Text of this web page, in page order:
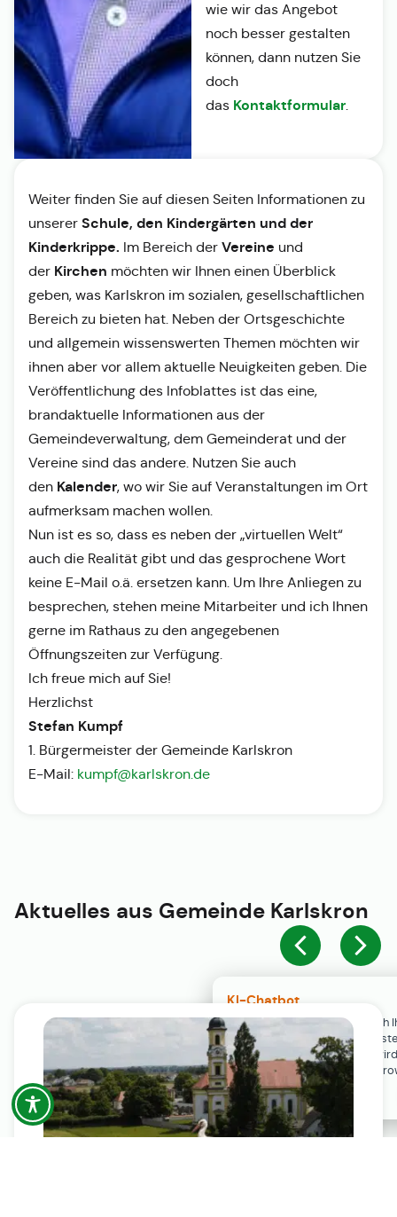
KI-Chatbot
Der KI-Chatbot steht erst nach
Einwilligung in den Cookie-
Verfügung. Der Chat-Verlauf
ausschließlich lokal in Ihrem
gespeichert.
wie wir das Angebot
noch besser gestalten
können, dann nutzen Sie
doch
das Kontaktformular.
Weiter finden Sie auf diesen Seiten Informationen zu
unserer Schule, den Kindergärten und der
Kinderkrippe. Im Bereich der Vereine und
der Kirchen möchten wir Ihnen einen Überblick
geben, was Karlskron im sozialen, gesellschaftlichen
Bereich zu bieten hat. Neben der Ortsgeschichte
und allgemein wissenswerten Themen möchten wir
ihnen aber vor allem aktuelle Neuigkeiten geben. Die
Veröffentlichung des Infoblattes ist das eine,
brandaktuelle Informationen aus der
Gemeindeverwaltung, dem Gemeinderat und der
Vereine sind das andere. Nutzen Sie auch
den Kalender, wo wir Sie auf Veranstaltungen im Ort
aufmerksam machen wollen.
Nun ist es so, dass es neben der „virtuellen Welt“
auch die Realität gibt und das gesprochene Wort
keine E-Mail o.ä. ersetzen kann. Um Ihre Anliegen zu
besprechen, stehen meine Mitarbeiter und ich Ihnen
gerne im Rathaus zu den angegebenen
Öffnungszeiten zur Verfügung.
Ich freue mich auf Sie!
Herzlichst
Stefan Kumpf
1. Bürgermeister der Gemeinde Karlskron
E-Mail: kumpf@karlskron.de
Aktuelles aus Gemeinde Karlskron